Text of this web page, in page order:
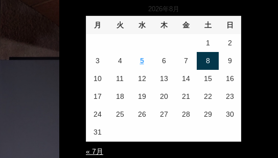
2026年8月
月 火 水 木 金 土 日
1 2
3 4 5 6 7 8 9
10 11 12 13 14 15 16
17 18 19 20 21 22 23
24 25 26 27 28 29 30
31
« 7月